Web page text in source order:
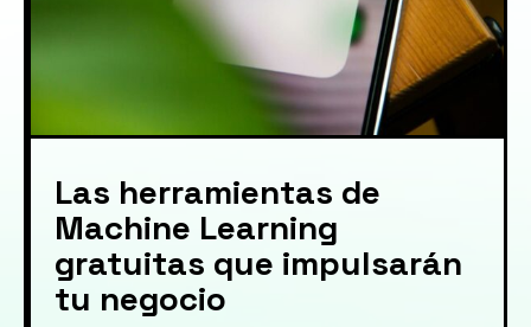
Las herramientas de
Machine Learning
gratuitas que impulsarán
tu negocio